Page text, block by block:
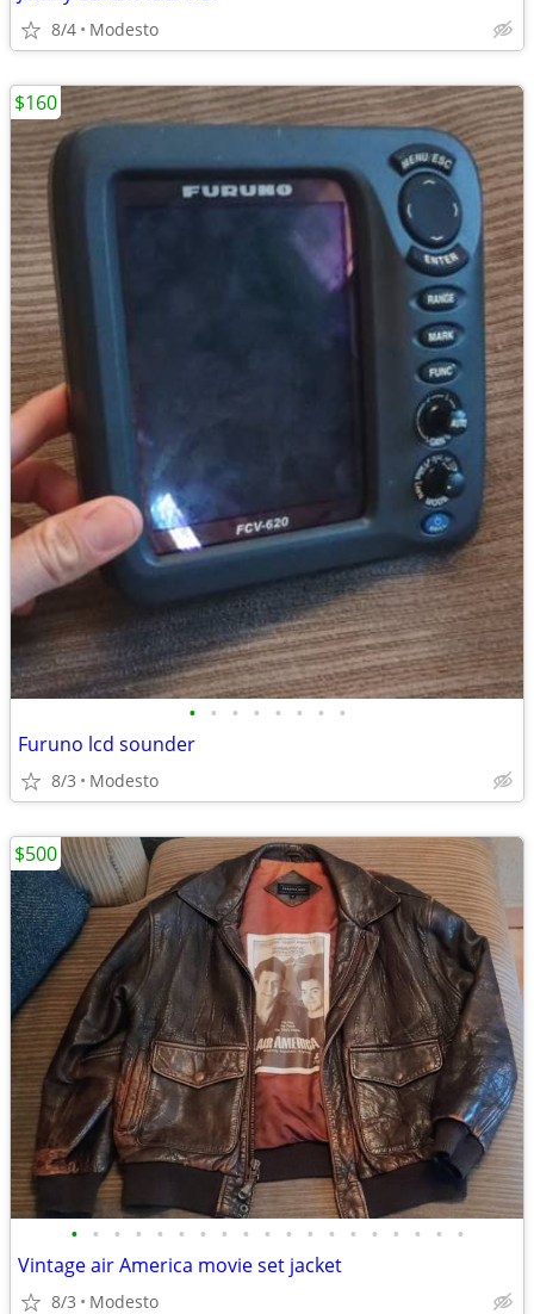
8/4 Modesto
• • • • • • • •
Furuno lcd sounder
8/3 Modesto
$160
• • • • • • • • • • • • • • • • • • •
Vintage air America movie set jacket
8/3 Modesto
$500